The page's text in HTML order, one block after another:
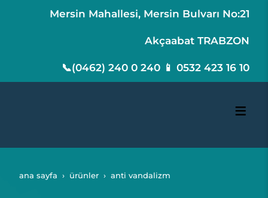
Mersin Mahallesi, Mersin Bulvarı No:21
Akçaabat TRABZON
📞(0462) 240 0 240 📱 0532 423 16 10
ana sayfa ürünler anti vandalizm